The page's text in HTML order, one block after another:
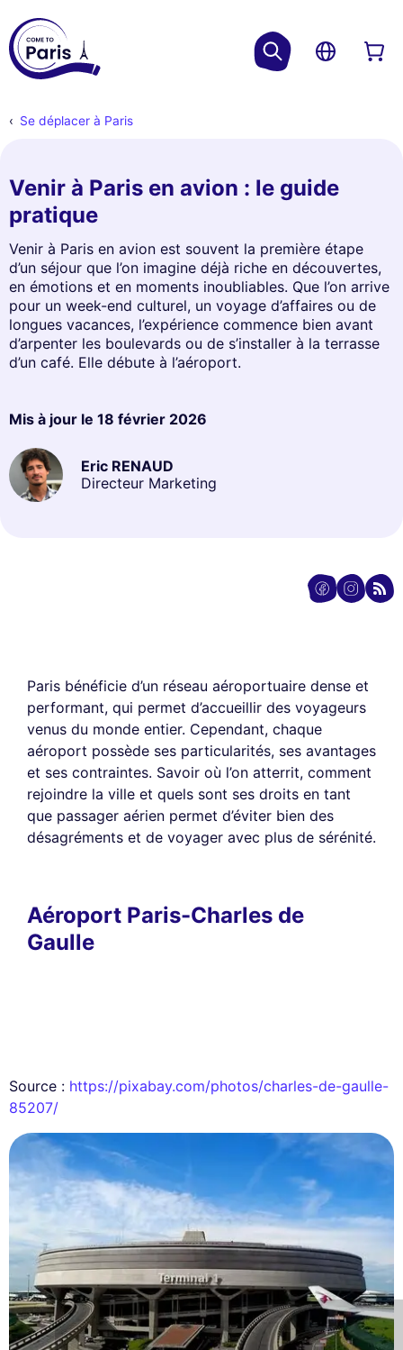
Se déplacer à Paris
Venir à Paris en avion : le guide
pratique
Venir à Paris en avion est souvent la première étape
d’un séjour que l’on imagine déjà riche en découvertes,
en émotions et en moments inoubliables. Que l’on arrive
pour un week-end culturel, un voyage d’affaires ou de
longues vacances, l’expérience commence bien avant
d’arpenter les boulevards ou de s’installer à la terrasse
d’un café. Elle débute à l’aéroport.
Mis à jour le 18 février 2026
Eric RENAUD
Directeur Marketing
Paris bénéficie d’un réseau aéroportuaire dense et
performant, qui permet d’accueillir des voyageurs
venus du monde entier. Cependant, chaque
aéroport possède ses particularités, ses avantages
et ses contraintes. Savoir où l’on atterrit, comment
rejoindre la ville et quels sont ses droits en tant
que passager aérien permet d’éviter bien des
désagréments et de voyager avec plus de sérénité.
Aéroport Paris-Charles de
Gaulle
Source : https://pixabay.com/photos/charles-de-gaulle-
85207/